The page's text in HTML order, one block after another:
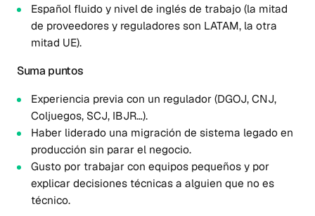
Español fluido y nivel de inglés de trabajo (la mitad
de proveedores y reguladores son LATAM, la otra
mitad UE).
Suma puntos
Experiencia previa con un regulador (DGOJ, CNJ,
Coljuegos, SCJ, IBJR…).
Haber liderado una migración de sistema legado en
producción sin parar el negocio.
Gusto por trabajar con equipos pequeños y por
explicar decisiones técnicas a alguien que no es
técnico.